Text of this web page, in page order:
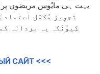
بہت ہی مایُوس مریضوں پر
کِیوُنکہ یہ مردانہ
САЙТ <<<